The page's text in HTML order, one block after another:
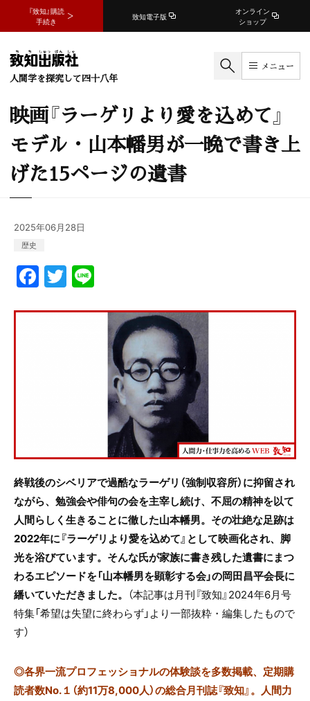
『致知』購読
手続き
致知電子版
オンライン
ショップ
人間学を探究して四十八年
メニュー
映画『ラーゲリより愛を込めて』
モデル・山本幡男が一晩で書き上
げた15ページの遺書
2025年06月28日
歴史
F
a
c
T
w
itte
終戦後のシベリアで過酷なラーゲリ（強制収容所）に抑留され
ながら、勉強会や俳句の会を主宰し続け、不屈の精神を以て
人間らしく生きることに徹した山本幡男。その壮絶な足跡は
2022年に『ラーゲリより愛を込めて』として映画化され、脚
光を浴びています。そんな氏が家族に書き残した遺書にまつ
わるエピソードを「山本幡男を顕彰する会」の岡田昌平会長に
繙いていただきました。 （本記事は月刊『致知』2024年6月号
特集「希望は失望に終わらず」より一部抜粋・編集したもので
す）
◎各界一流プロフェッショナルの体験談を多数掲載、定期購
読者数No.１（約11万8,000人）の総合月刊誌『致知』。人間力